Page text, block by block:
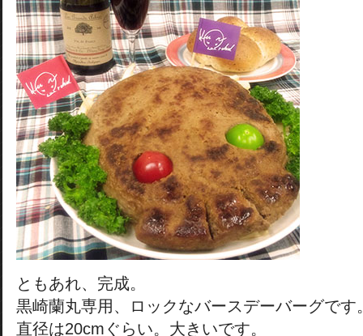
ともあれ、完成。
黒崎蘭丸専用、ロックなバースデーバーグです
直径は20cmぐらい。大きいです。